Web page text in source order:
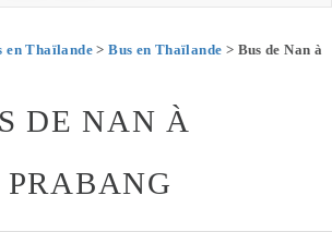
en Thaïlande>Bus en Thaïlande > Bus de Nan à
DE NAN À